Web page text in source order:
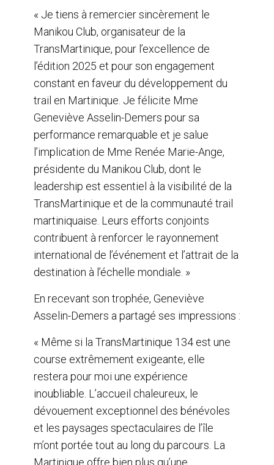
« Je tiens à remercier sincèrement le
Manikou Club, organisateur de la
TransMartinique, pour l’excellence de
l’édition 2025 et pour son engagement
constant en faveur du développement du
trail en Martinique. Je félicite Mme
Geneviève Asselin-Demers pour sa
performance remarquable et je salue
l’implication de Mme Renée Marie-Ange,
présidente du Manikou Club, dont le
leadership est essentiel à la visibilité de la
TransMartinique et de la communauté trail
martiniquaise. Leurs efforts conjoints
contribuent à renforcer le rayonnement
international de l’événement et l’attrait de la
destination à l’échelle mondiale. »
En recevant son trophée, Geneviève
Asselin-Demers a partagé ses impressions :
« Même si la TransMartinique 134 est une
course extrêmement exigeante, elle
restera pour moi une expérience
inoubliable. L’accueil chaleureux, le
dévouement exceptionnel des bénévoles
et les paysages spectaculaires de l’île
m’ont portée tout au long du parcours. La
Martinique offre bien plus qu’une